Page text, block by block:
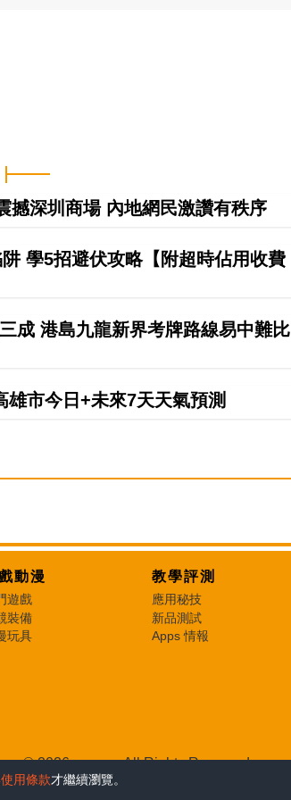
用條款才繼續瀏覽。
撼深圳商場 內地網民激讚有秩序
學5招避伏攻略【附超時佔用收費
成 港島九龍新界考牌路線易中難比
市今日+未來7天天氣預測
動漫
遊戲
裝備
玩具
教學評測
應用秘技
新品測試
Apps 情報
© 2026 e-zone. All Rights Reserved.